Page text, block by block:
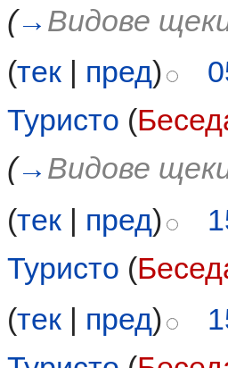
(→ Видове
(тек | пред)
Туристо (
(→ Видове
(тек | пред)
Туристо (
(тек | пред)